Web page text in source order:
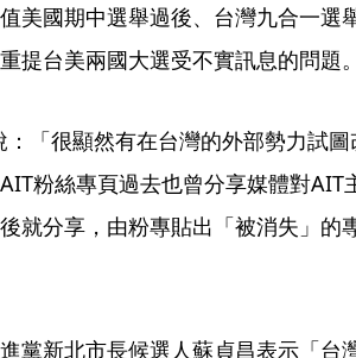
美國期中選舉過後、台灣九合一選
提台美兩國大選受不實訊息的問題。
：「很顯然有在台灣的外部勢力試
粉絲專頁過去也曾分享媒體對AIT
就分享，由粉專貼出「被消失」的
黨新北市長候選人蘇貞昌表示「台